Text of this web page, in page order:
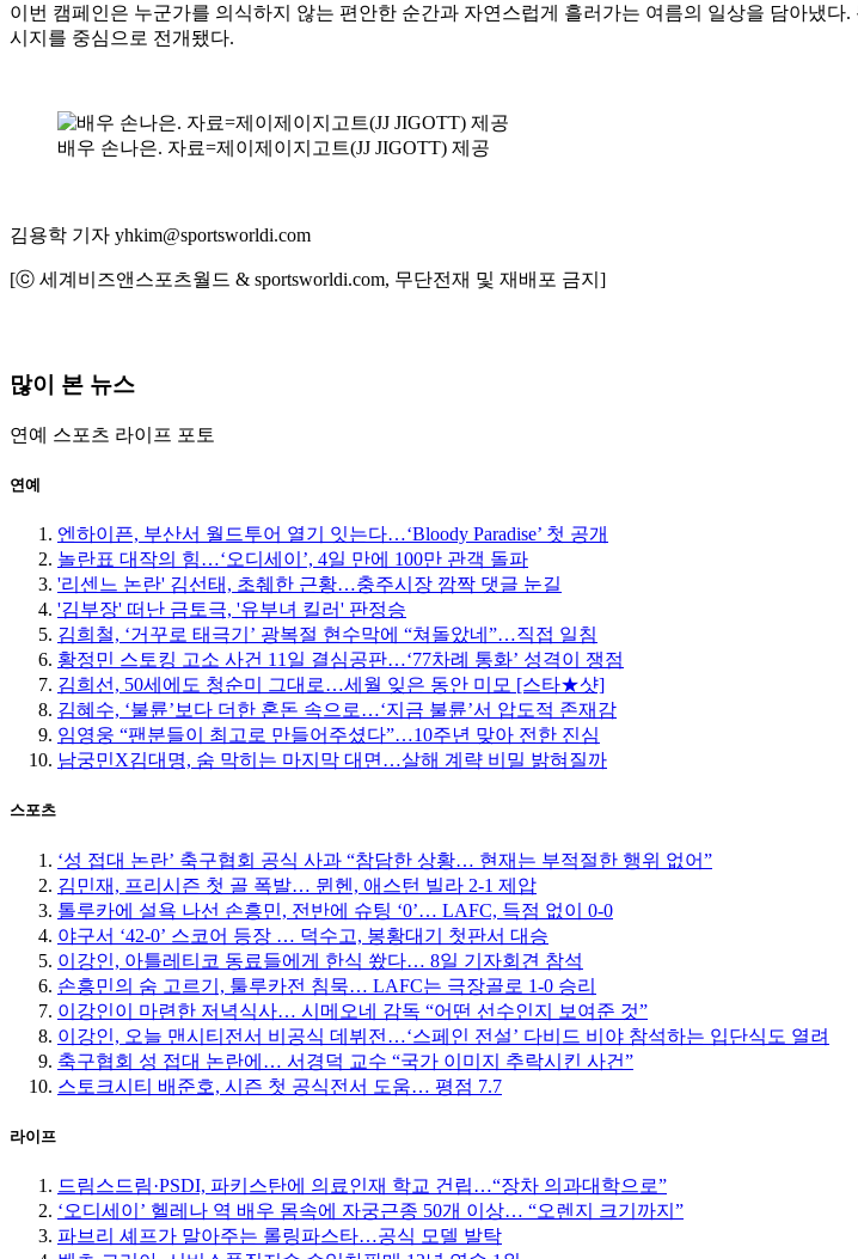
이번 캠페인은 누군가를 의식하지 않는 편안한 순간과 자연스럽게 흘러가는 여름의 일상을 담아냈
시지를 중심으로 전개됐다.
배우 손나은. 자료=제이제이지고트(JJ JIGOTT) 제공
김용학 기자 yhkim@sportsworldi.com
[ⓒ 세계비즈앤스포츠월드 & sportsworldi.com, 무단전재 및 재배포 금지]
많이 본 뉴스
연예 스포츠 라이프 포토
연예
엔하이픈, 부산서 월드투어 열기 잇는다…‘Bloody Paradise’ 첫 공개
놀란표 대작의 힘…‘오디세이’, 4일 만에 100만 관객 돌파
'리센느 논란' 김선태, 초췌한 근황…충주시장 깜짝 댓글 눈길
'김부장' 떠난 금토극, '유부녀 킬러' 판정승
김희철, ‘거꾸로 태극기’ 광복절 현수막에 “쳐돌았네”…직접 일침
황정민 스토킹 고소 사건 11일 결심공판…‘77차례 통화’ 성격이 쟁점
김희선, 50세에도 청순미 그대로…세월 잊은 동안 미모 [스타★샷]
김혜수, ‘불륜’보다 더한 혼돈 속으로…‘지금 불륜’서 압도적 존재감
임영웅 “팬분들이 최고로 만들어주셨다”…10주년 맞아 전한 진심
남궁민X김대명, 숨 막히는 마지막 대면…살해 계략 비밀 밝혀질까
스포츠
‘성 접대 논란’ 축구협회 공식 사과 “참담한 상황… 현재는 부적절한 행위 없어”
김민재, 프리시즌 첫 골 폭발… 뮌헨, 애스턴 빌라 2-1 제압
톨루카에 설욕 나선 손흥민, 전반에 슈팅 ‘0’… LAFC, 득점 없이 0-0
야구서 ‘42-0’ 스코어 등장 … 덕수고, 봉황대기 첫판서 대승
이강인, 아틀레티코 동료들에게 한식 쐈다… 8일 기자회견 참석
손흥민의 숨 고르기, 툴루카전 침묵… LAFC는 극장골로 1-0 승리
이강인이 마련한 저녁식사… 시메오네 감독 “어떤 선수인지 보여준 것”
이강인, 오늘 맨시티전서 비공식 데뷔전…‘스페인 전설’ 다비드 비야 참석하는 입단식도 열려
축구협회 성 접대 논란에… 서경덕 교수 “국가 이미지 추락시킨 사건”
스토크시티 배준호, 시즌 첫 공식전서 도움… 평점 7.7
라이프
드림스드림·PSDI, 파키스탄에 의료인재 학교 건립…“장차 의과대학으로”
‘오디세이’ 헬레나 역 배우 몸속에 자궁근종 50개 이상… “오렌지 크기까지”
파브리 셰프가 말아주는 롤링파스타…공식 모델 발탁